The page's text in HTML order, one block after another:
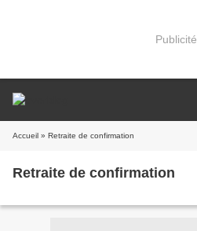
Publicité
Accueil » Retraite de confirmation
Retraite de confirmation